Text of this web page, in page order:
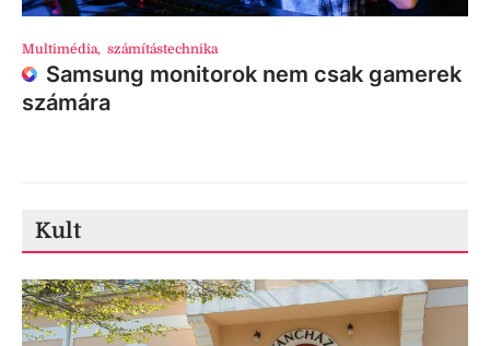
Multimédia, számítástechnika
Samsung monitorok nem csak gamerek
számára
Kult